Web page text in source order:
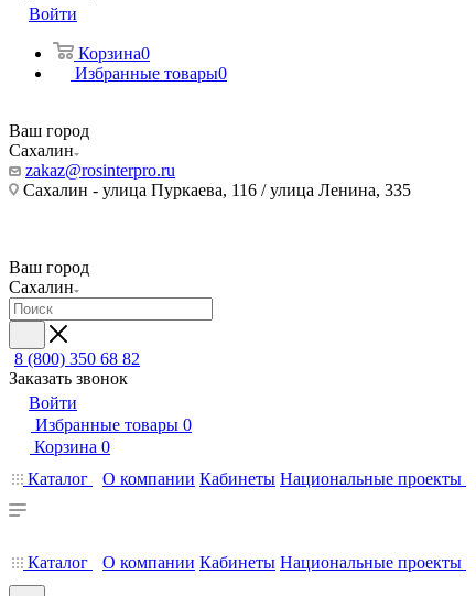
Войти
Корзина0
Избранные товары0
Ваш город
Сахалин
zakaz@rosinterpro.ru
Сахалин - улица Пуркаева, 116 / улица Ленина, 335
Ваш город
Сахалин
8 (800) 350 68 82
Заказать звонок
Войти
Избранные товары 0
Корзина 0
Каталог
О компании Кабинеты Национальные проекты
Каталог О компании Кабинеты Национальные проекты